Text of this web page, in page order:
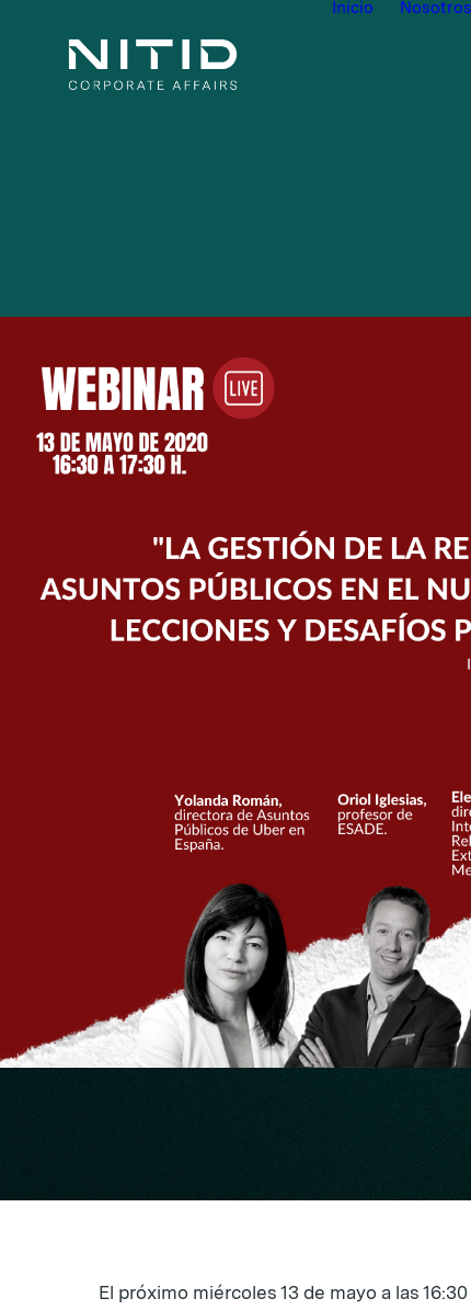
Inicio Nosotros
El próximo miércoles 13 de mayo a las